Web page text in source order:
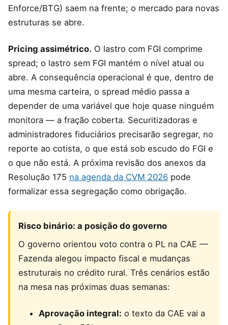
Enforce/BTG) saem na frente; o mercado para novas
estruturas se abre.
Pricing assimétrico. O lastro com FGI comprime
spread; o lastro sem FGI mantém o nível atual ou
abre. A consequência operacional é que, dentro de
uma mesma carteira, o spread médio passa a
depender de uma variável que hoje quase ninguém
monitora — a fração coberta. Securitizadoras e
administradores fiduciários precisarão segregar, no
reporte ao cotista, o que está sob escudo do FGI e
o que não está. A próxima revisão dos anexos da
Resolução 175 na agenda da CVM 2026 pode
formalizar essa segregação como obrigação.
Risco binário: a posição do governo
O governo orientou voto contra o PL na CAE —
Fazenda alegou impacto fiscal e mudanças
estruturais no crédito rural. Três cenários estão
na mesa nas próximas duas semanas:
Aprovação integral: o texto da CAE vai a